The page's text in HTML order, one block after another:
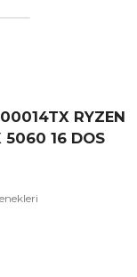
RYZEN
5060 16 DOS